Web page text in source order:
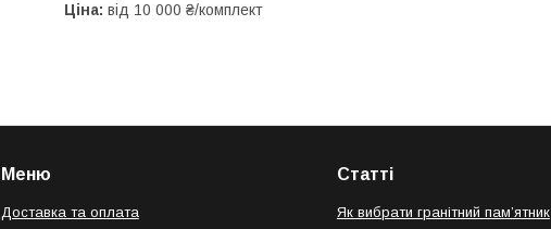
Ціна: від 10 000 ₴/комплект
Меню
Доставка та оплата
Статті
Як вибрати гранітний пам’ятник